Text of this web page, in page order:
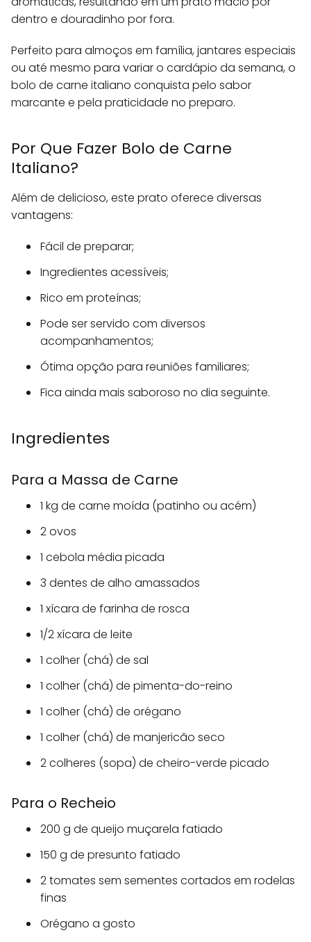
dentro e douradinho por fora.
Perfeito para almoços em família, jantares especiais
ou até mesmo para variar o cardápio da semana, o
bolo de carne italiano conquista pelo sabor
marcante e pela praticidade no preparo.
Por Que Fazer Bolo de Carne
Italiano?
Além de delicioso, este prato oferece diversas
vantagens:
Fácil de preparar;
Ingredientes acessíveis;
Rico em proteínas;
Pode ser servido com diversos
acompanhamentos;
Ótima opção para reuniões familiares;
Fica ainda mais saboroso no dia seguinte.
Ingredientes
Para a Massa de Carne
1 kg de carne moída (patinho ou acém)
2 ovos
1 cebola média picada
3 dentes de alho amassados
1 xícara de farinha de rosca
1/2 xícara de leite
1 colher (chá) de sal
1 colher (chá) de pimenta-do-reino
1 colher (chá) de orégano
1 colher (chá) de manjericão seco
2 colheres (sopa) de cheiro-verde picado
Para o Recheio
200 g de queijo muçarela fatiado
150 g de presunto fatiado
2 tomates sem sementes cortados em rodelas
finas
Orégano a gosto